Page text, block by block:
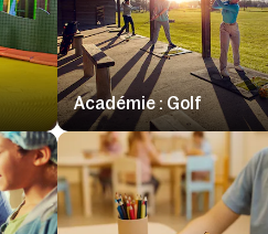
Académie : Golf